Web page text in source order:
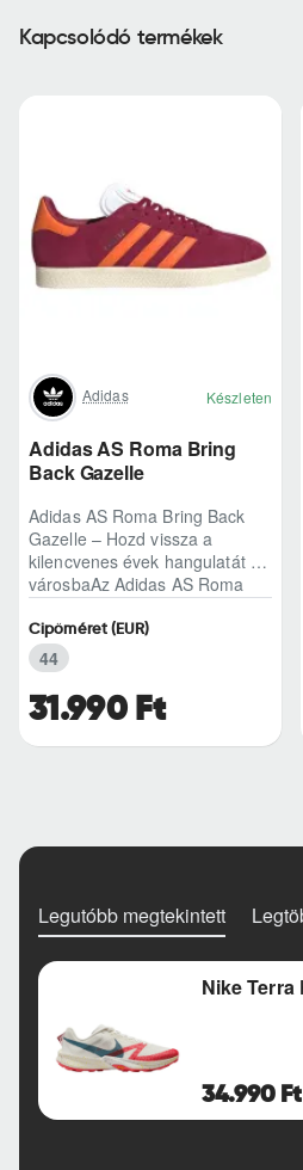
Kapcsolódó termékek
Adidas Készleten
Adidas AS Roma Bring
Back Gazelle
Adidas AS Roma Bring Back
Gazelle – Hozd vissza a
kilencvenes évek hangulatát a
városbaAz Adidas AS Roma
Bring Back Gazelle nem
egyszerű sneaker, hane..
31.990 Ft
Cipőméret (EUR)
44
Legutóbb megtekintett
Nike Terra
34.990 Ft